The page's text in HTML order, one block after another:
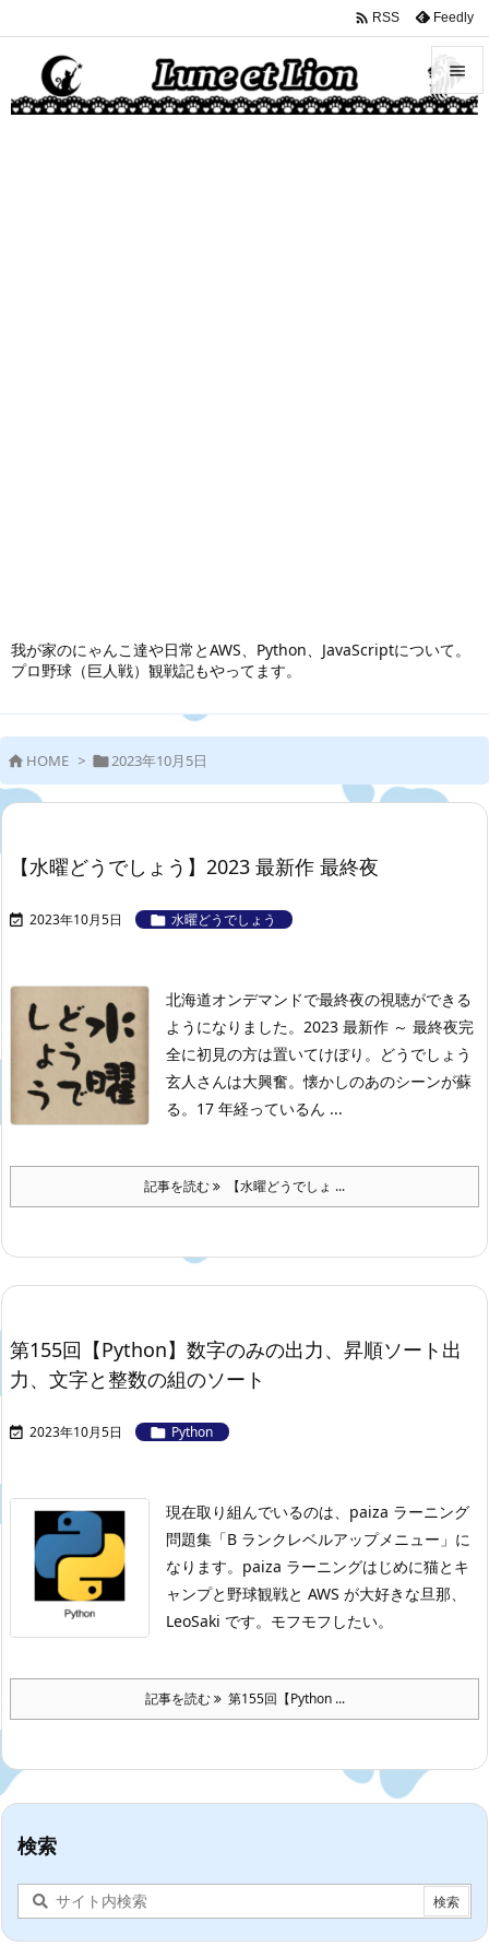
我が家のにゃんこ達や日常とAWS、Python、JavaScriptについて。
プロ野球（巨人戦）観戦記もやってます。


 RSS Feedly
 HOME > 2023年10月5日
【水曜どうでしょう】2023 最新作 最終夜
 2023年10月5日  水曜どうでしょう
北海道オンデマンドで最終夜の視聴ができる
ようになりました。 2023 最新作 ～ 最終夜完
全に初見の方は置いてけぼり。 どうでしょう
玄人さんは大興奮。懐かしのあのシーンが蘇
る。17 年経っているん ...
記事を読む 【水曜どうでしょ ...
第155回【Python】数字のみの出力、昇順ソート出
力、文字と整数の組のソート
 2023年10月5日  Python
現在取り組んでいるのは、paiza ラーニング
問題集「B ランクレベルアップメニュー」に
なります。 paiza ラーニングはじめに猫とキ
ャンプと野球観戦と AWS が大好きな旦那、
LeoSaki です。モフモフしたい。
記事を読む 第155回【Python ...
検索